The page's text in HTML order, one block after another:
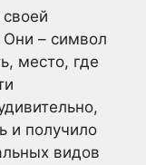
Они – символ
место, где
и получило
видов